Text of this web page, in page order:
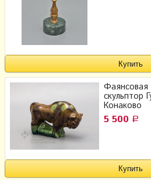
Фаянсовая
скульптор
Конаково
5 500 Р